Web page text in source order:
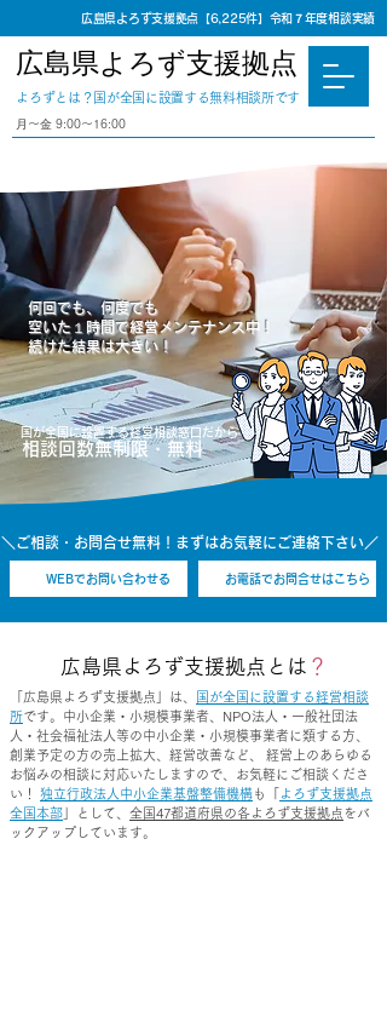
広島県よろず支援拠点【6,225件】令和７年度相談実績
広島県よろず支援拠点
​よろずとは？国が全国に設置する無料相談所です
⽉〜⾦ 9:00〜16:00
何回でも、何度でも
空いた１時間で経営メンテナンス中！
続けた結果は大きい！
​相談回数無制限・無料
国が全国に設置する経営相談窓口だから
＼ご相談・お問合せ無料！まずはお気軽にご連絡下さい／
WEBでお問い合わせる お電話でお問合せはこちら
​広島県よろず支援拠点とは ？
「広島県よろず支援拠点」は、
国が全国に設置する経営相談
所です。中小企業・小規模事業者、NPO法人・一般社団法
人・社会福祉法人等の中小企業・小規模事業者に類する方、
創業予定の方の売上拡大、経営改善など、 経営上のあらゆる
お悩みの相談に対応いたしますので、お気軽にご相談くださ
い！ 独立行政法人中小企業基盤整備機構も「
よろず支援拠点
全国本部 」として、 全国47都道府県の各よろず支援拠点 をバ
ックアップしています。